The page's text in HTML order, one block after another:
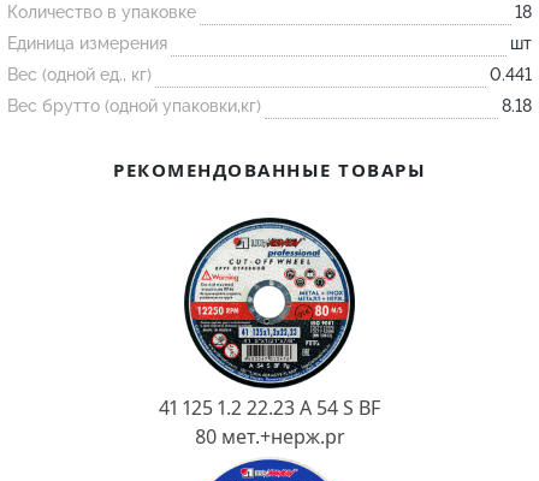
Трубка
Стержень
Пробка
Лодочка
Ковш разливочный
Огнеупорная SiC смесь
Количество в упаковке
18
Единица измерения
шт
Вес (одной ед., кг)
0.441
Вес брутто (одной упаковки,кг)
8.18
РЕКОМЕНДОВАННЫЕ ТОВАРЫ
41 125 1.2 22.23 A 54 S BF
80 мет.+нерж.pr